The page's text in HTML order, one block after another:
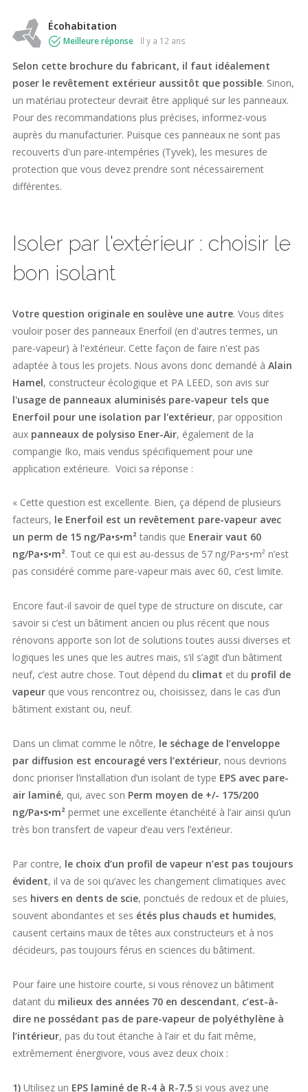
Écohabitation
Meilleure réponse il y a 12 ans
Selon cette brochure du fabricant, il faut idéalement
poser le revêtement extérieur aussitôt que possible. Sinon,
un matériau protecteur devrait être appliqué sur les panneaux.
Pour des recommandations plus précises, informez-vous
auprès du manufacturier. Puisque ces panneaux ne sont pas
recouverts d'un pare-intempéries (Tyvek), les mesures de
protection que vous devez prendre sont nécessairement
différentes.
Isoler par l'extérieur : choisir le
bon isolant
Votre question originale en soulève une autre. Vous dites
vouloir poser des panneaux Enerfoil (en d'autres termes, un
pare-vapeur) à l'extérieur. Cette façon de faire n'est pas
adaptée à tous les projets. Nous avons donc demandé à Alain
Hamel, constructeur écologique et PA LEED, son avis sur
l'usage de panneaux aluminisés pare-vapeur tels que
Enerfoil pour une isolation par l'extérieur, par opposition
aux panneaux de polysiso Ener-Air, également de la
compangie Iko, mais vendus spécifiquement pour une
application extérieure. Voici sa réponse :
« Cette question est excellente. Bien, ça dépend de plusieurs
facteurs, le Enerfoil est un revêtement pare-vapeur avec
un perm de 15 ng/Pa•s•m² tandis que Enerair vaut 60
ng/Pa•s•m². Tout ce qui est au-dessus de 57 ng/Pa•s•m² n’est
pas considéré comme pare-vapeur mais avec 60, c’est limite.
Encore faut-il savoir de quel type de structure on discute, car
savoir si c’est un bâtiment ancien ou plus récent que nous
rénovons apporte son lot de solutions toutes aussi diverses et
logiques les unes que les autres mais, s’il s’agit d’un bâtiment
neuf, c’est autre chose. Tout dépend du climat et du profil de
vapeur que vous rencontrez ou, choisissez, dans le cas d’un
bâtiment existant ou, neuf.
Dans un climat comme le nôtre, le séchage de l’enveloppe
par diffusion est encouragé vers l’extérieur, nous devrions
donc prioriser l’installation d’un isolant de type EPS avec pare-
air laminé, qui, avec son Perm moyen de +/- 175/200
ng/Pa•s•m² permet une excellente étanchéité à l’air ainsi qu’un
très bon transfert de vapeur d’eau vers l’extérieur.
Par contre, le choix d’un profil de vapeur n’est pas toujours
évident, il va de soi qu’avec les changement climatiques avec
ses hivers en dents de scie, ponctués de redoux et de pluies,
souvent abondantes et ses étés plus chauds et humides,
causent certains maux de têtes aux constructeurs et à nos
décideurs, pas toujours férus en sciences du bâtiment.
Pour faire une histoire courte, si vous rénovez un bâtiment
datant du milieux des années 70 en descendant, c’est-à-
dire ne possédant pas de pare-vapeur de polyéthylène à
l’intérieur, pas du tout étanche à l’air et du fait même,
extrêmement énergivore, vous avez deux choix :
1) Utilisez un EPS laminé de R-4 à R-7.5 si vous avez une